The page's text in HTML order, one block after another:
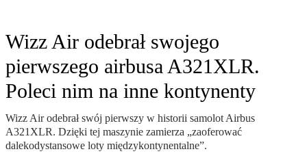
Wizz Air odebrał swojego
pierwszego airbusa A321XLR.
Poleci nim na inne kontynenty
Wizz Air odebrał swój pierwszy w historii samolot Airbus
A321XLR. Dzięki tej maszynie zamierza „zaoferować
dalekodystansowe loty międzykontynentalne”.